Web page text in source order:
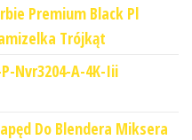
Premium Black Pl
Trójkąt
Nvr3204-A-4K-Iii
Do Blendera Miksera